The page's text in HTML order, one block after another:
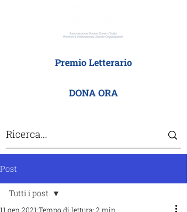
Premio Letterario
DONA ORA
Post
Tutti i post
11 gen 2021 Tempo di lettura: 2 min